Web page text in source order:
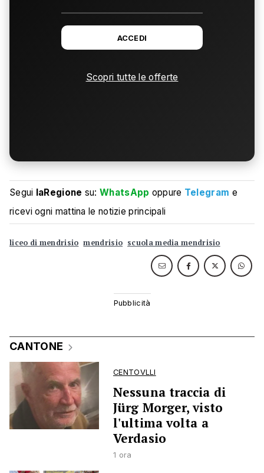
ACCEDI
Scopri tutte le offerte
Segui laRegione su:WhatsApp oppure Telegram e
ricevi ogni mattina le notizie principali
liceo di mendrisio mendrisio scuola media mendrisio
CANTONE
CENTOVLLI
Nessuna traccia di
Jürg Morger, visto
l'ultima volta a
Verdasio
1 ora